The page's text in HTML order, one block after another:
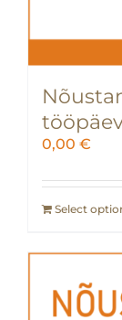
0,00 €
Select